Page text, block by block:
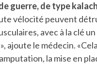
guerre, de type
vélocité peuvent
avec à la clé
ajoute le médecin.
la mise en